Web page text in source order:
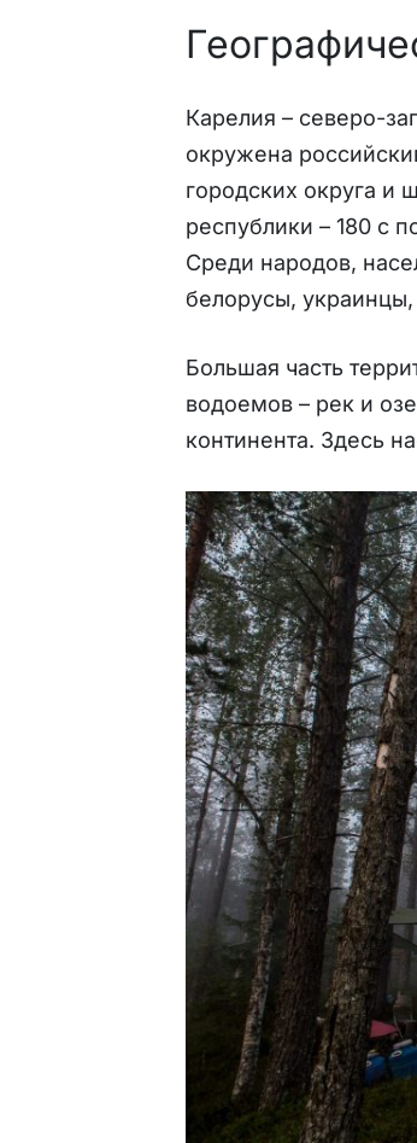
Карелия – северо-
окружена
городских округа и
республики – 180 с
Среди народов,
белорусы,
Большая часть
водоемов – рек и
континента. Здесь